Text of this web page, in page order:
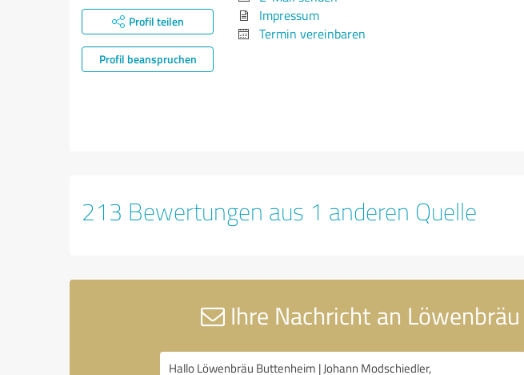
Profil teilen
Profil beanspruchen
Impressum
Termin vereinbaren
213 Bewertungen aus 1 anderen Quelle
Ihre Nachricht an